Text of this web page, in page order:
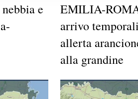
e
EMILIA-
arrivo
allerta
alla grandine